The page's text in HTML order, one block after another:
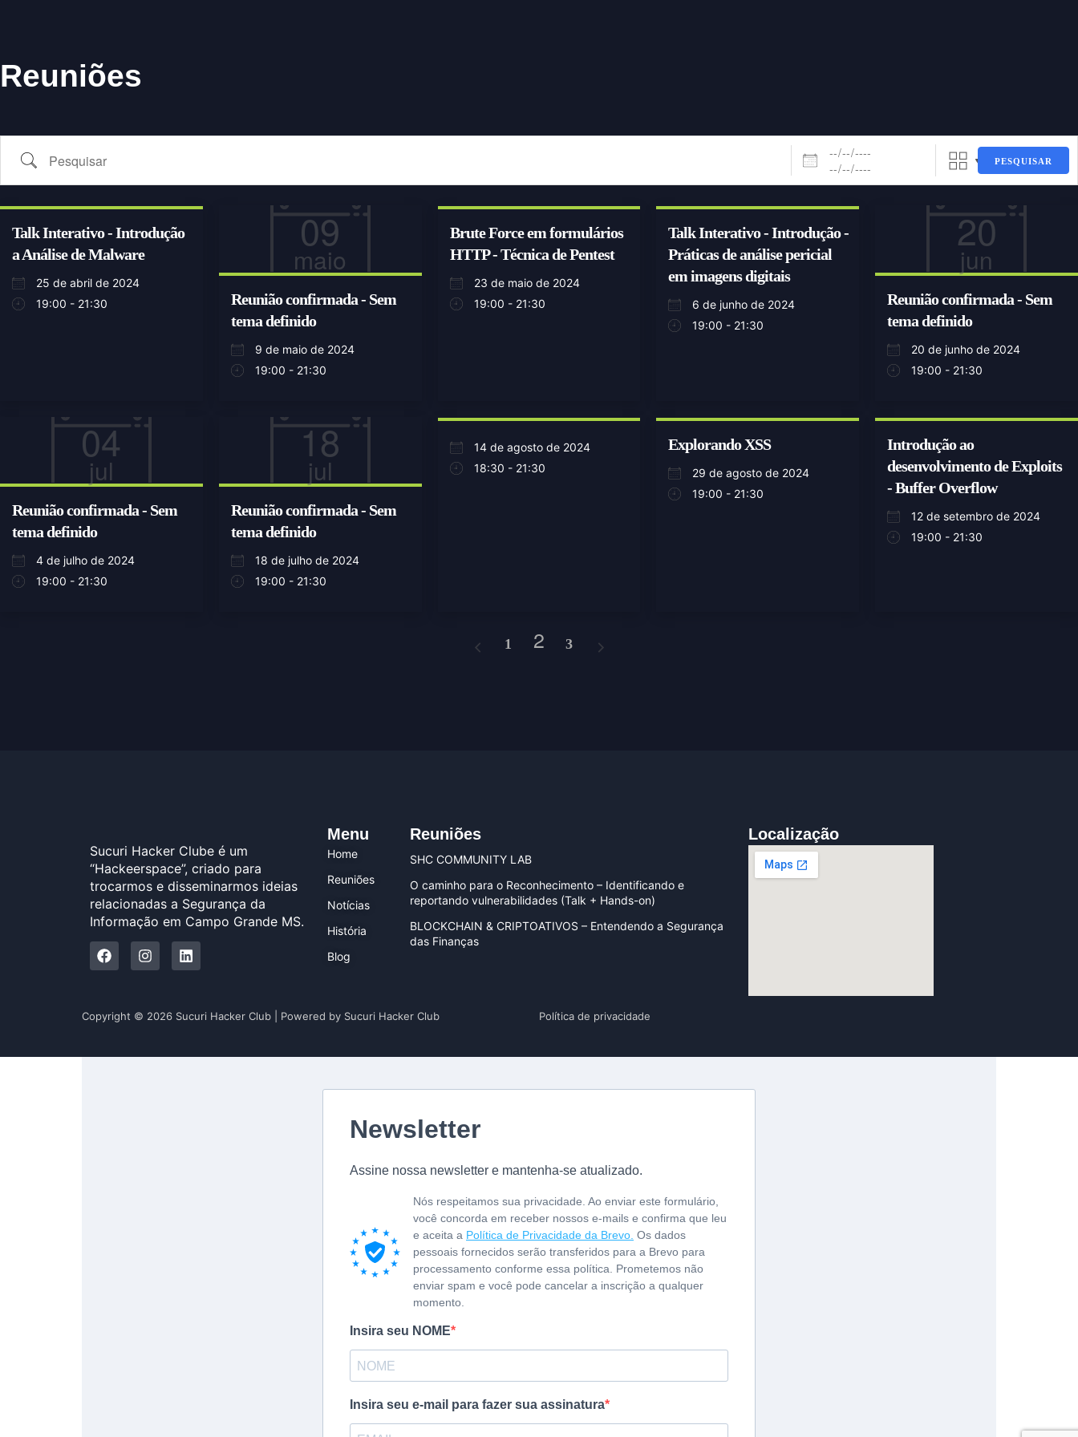
Reuniões
PESQUISAR
Talk Interativo - Introdução
a Análise de Malware
25 de abril de 2024
19:00 - 21:30
09
maio
Reunião confirmada - Sem
tema definido
9 de maio de 2024
19:00 - 21:30
Brute Force em formulários
HTTP - Técnica de Pentest
23 de maio de 2024
19:00 - 21:30
Talk Interativo - Introdução -
Práticas de análise pericial
em imagens digitais
6 de junho de 2024
19:00 - 21:30
20
jun
Reunião confirmada - Sem
tema definido
20 de junho de 2024
19:00 - 21:30
04
jul
Reunião confirmada - Sem
tema definido
4 de julho de 2024
19:00 - 21:30
18
jul
Reunião confirmada - Sem
tema definido
18 de julho de 2024
19:00 - 21:30
14 de agosto de 2024
18:30 - 21:30
Explorando XSS
29 de agosto de 2024
19:00 - 21:30
Introdução ao
desenvolvimento de Exploits
- Buffer Overflow
12 de setembro de 2024
19:00 - 21:30
1 2 3
Sucuri Hacker Clube é um
“Hackeerspace”, criado para
trocarmos e disseminarmos ideias
relacionadas a Segurança da
Informação em Campo Grande MS.
Menu
Home
Reuniões
Notícias
História
Blog
Reuniões
SHC COMMUNITY LAB
O caminho para o Reconhecimento – Identificando e
reportando vulnerabilidades (Talk + Hands-on)
BLOCKCHAIN & CRIPTOATIVOS – Entendendo a Segurança
das Finanças
Localização
Copyright © 2026 Sucuri Hacker Club | Powered by Sucuri Hacker Club Política de privacidade